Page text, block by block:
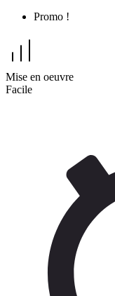
Promo !
Mise en oeuvre
Facile